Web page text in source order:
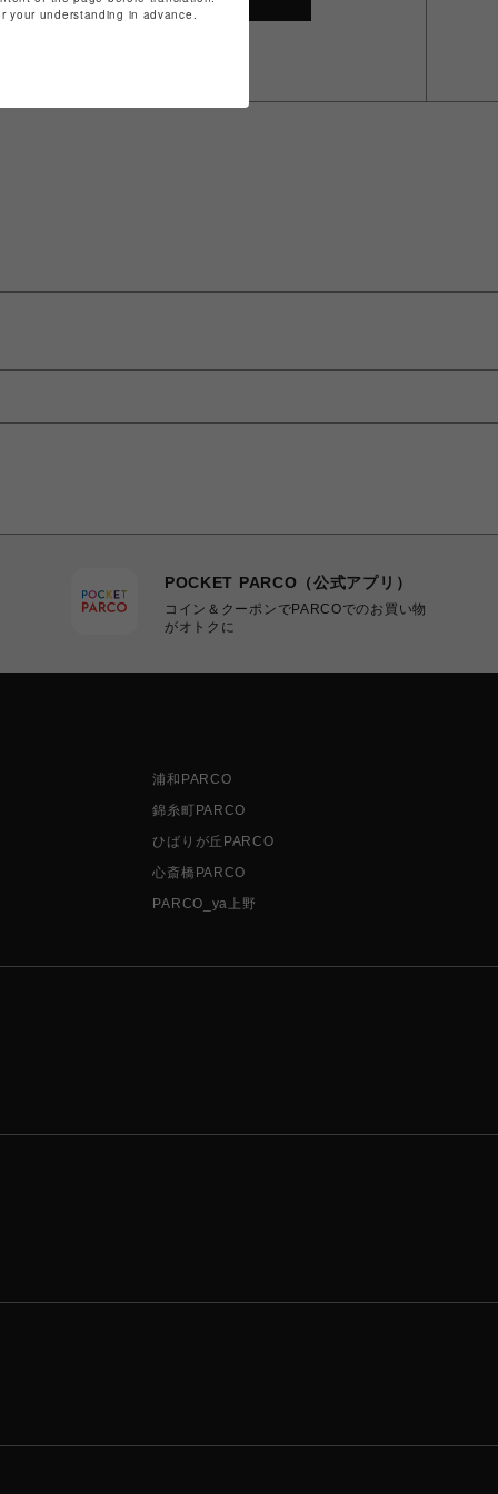
POCKET PARCO（公式アプリ）
コイン＆クーポンでPARCOでのお買い物
がオトクに
浦和PARCO
錦糸町PARCO
ひばりが丘PARCO
心斎橋PARCO
PARCO_ya上野
your understanding in advance.